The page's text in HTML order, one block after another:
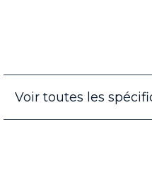
Voir toutes les